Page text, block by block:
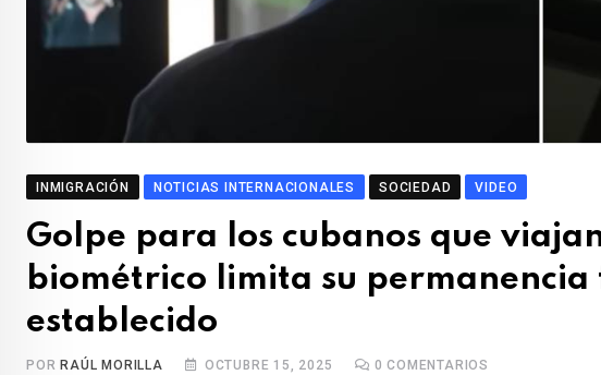
INMIGRACIÓN NOTICIAS INTERNACIONALES SOCIEDAD VIDEO
Golpe para los cubanos que
biométrico limita su
establecido
POR RAÚL MORILLA OCTUBRE 15, 2025 0 COMENTARIOS